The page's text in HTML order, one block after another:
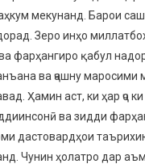
мекунанд. Барои
Зеро инҳо
фарҳангиро қабул
ва ҷашну маросими
Ҳамин аст, ки ҳар ҷо
ва зидди
дастовардҳои
Чунин ҳолатро дар